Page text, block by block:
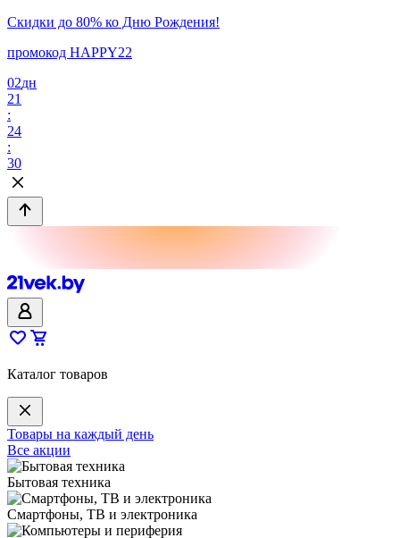
Скидки до 80% ко Дню Рождения!
промокод HAPPY22
02дн
21
:
24
:
30
Каталог товаров
Товары на каждый день
Все акции
Бытовая техника
Смартфоны, ТВ и электроника